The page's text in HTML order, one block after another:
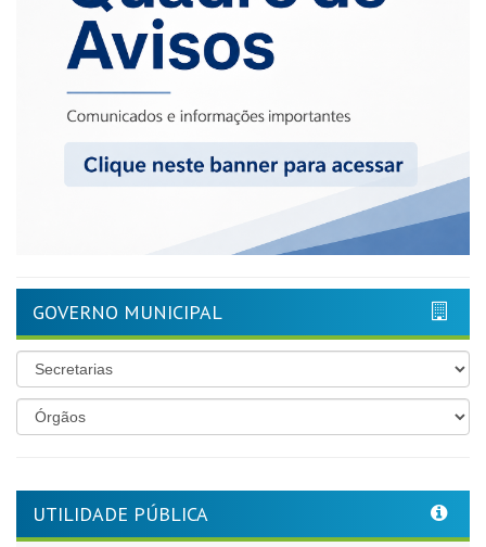
GOVERNO MUNICIPAL
UTILIDADE PÚBLICA